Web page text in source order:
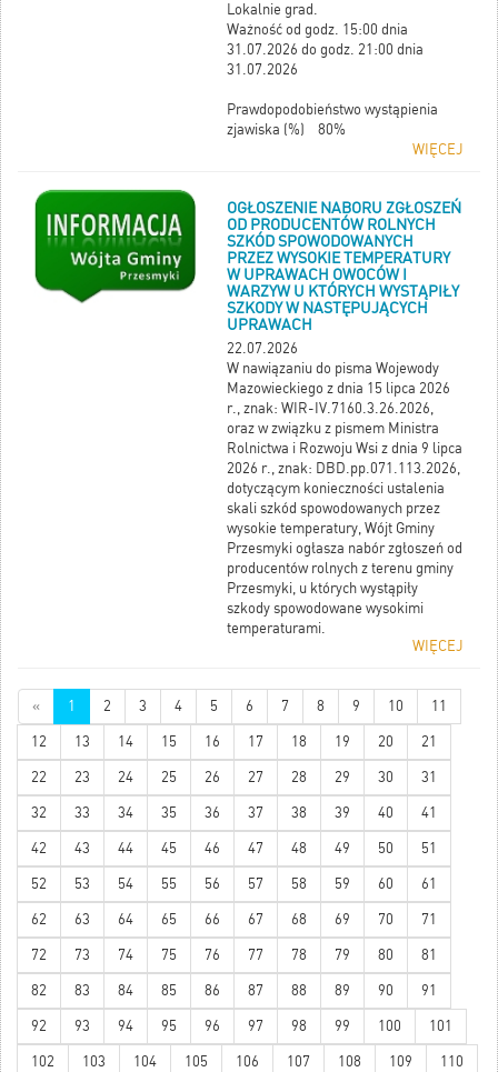
Lokalnie grad.
Ważność od godz. 15:00 dnia
31.07.2026 do godz. 21:00 dnia
31.07.2026
Prawdopodobieństwo wystąpienia
zjawiska (%) 80%
WIĘCEJ
OGŁOSZENIE NABORU ZGŁOSZEŃ
OD PRODUCENTÓW ROLNYCH
SZKÓD SPOWODOWANYCH
PRZEZ WYSOKIE TEMPERATURY
W UPRAWACH OWOCÓW I
WARZYW U KTÓRYCH WYSTĄPIŁY
SZKODY W NASTĘPUJĄCYCH
UPRAWACH
22.07.2026
W nawiązaniu do pisma Wojewody
Mazowieckiego z dnia 15 lipca 2026
r., znak: WIR-IV.7160.3.26.2026,
oraz w związku z pismem Ministra
Rolnictwa i Rozwoju Wsi z dnia 9 lipca
2026 r., znak: DBD.pp.071.113.2026,
dotyczącym konieczności ustalenia
skali szkód spowodowanych przez
wysokie temperatury, Wójt Gminy
Przesmyki ogłasza nabór zgłoszeń od
producentów rolnych z terenu gminy
Przesmyki, u których wystąpiły
szkody spowodowane wysokimi
temperaturami.
WIĘCEJ
« 1 2 3 4 5 6 7 8 9 10 11
12 13 14 15 16 17 18 19 20 21
22 23 24 25 26 27 28 29 30 31
32 33 34 35 36 37 38 39 40 41
42 43 44 45 46 47 48 49 50 51
52 53 54 55 56 57 58 59 60 61
62 63 64 65 66 67 68 69 70 71
72 73 74 75 76 77 78 79 80 81
82 83 84 85 86 87 88 89 90 91
92 93 94 95 96 97 98 99 100 101
102 103 104 105 106 107 108 109 110